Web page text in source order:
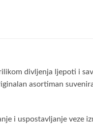
divljenja ljepoti i
asortiman
i uspostavljanje veze